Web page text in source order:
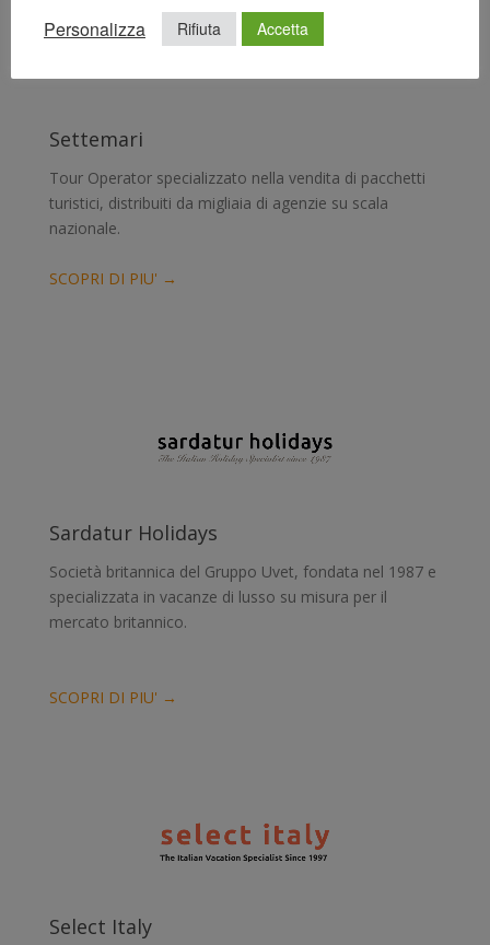
Settemari
Tour Operator specializzato nella vendita di pacchetti
turistici, distribuiti da migliaia di agenzie su scala
nazionale.
SCOPRI DI PIU' →
Sardatur Holidays
Società britannica del Gruppo Uvet, fondata nel 1987 e
specializzata in vacanze di lusso su misura per il
mercato britannico.
SCOPRI DI PIU' →
Select Italy
Personalizza Rifiuta Accetta